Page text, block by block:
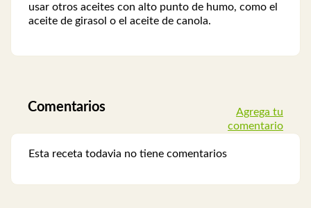
usar otros aceites con alto punto de humo, como el
aceite de girasol o el aceite de canola.
Comentarios
Agrega tu
comentario
Esta receta todavia no tiene comentarios